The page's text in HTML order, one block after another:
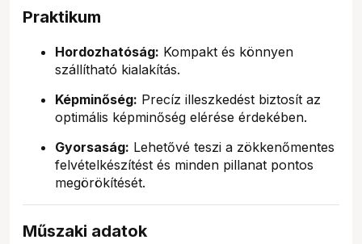
Praktikum
Hordozhatóság: Kompakt és könnyen
szállítható kialakítás.
Képminőség: Precíz illeszkedést biztosít az
optimális képminőség elérése érdekében.
Gyorsaság: Lehetővé teszi a zökkenőmentes
felvételkészítést és minden pillanat pontos
megörökítését.
Műszaki adatok